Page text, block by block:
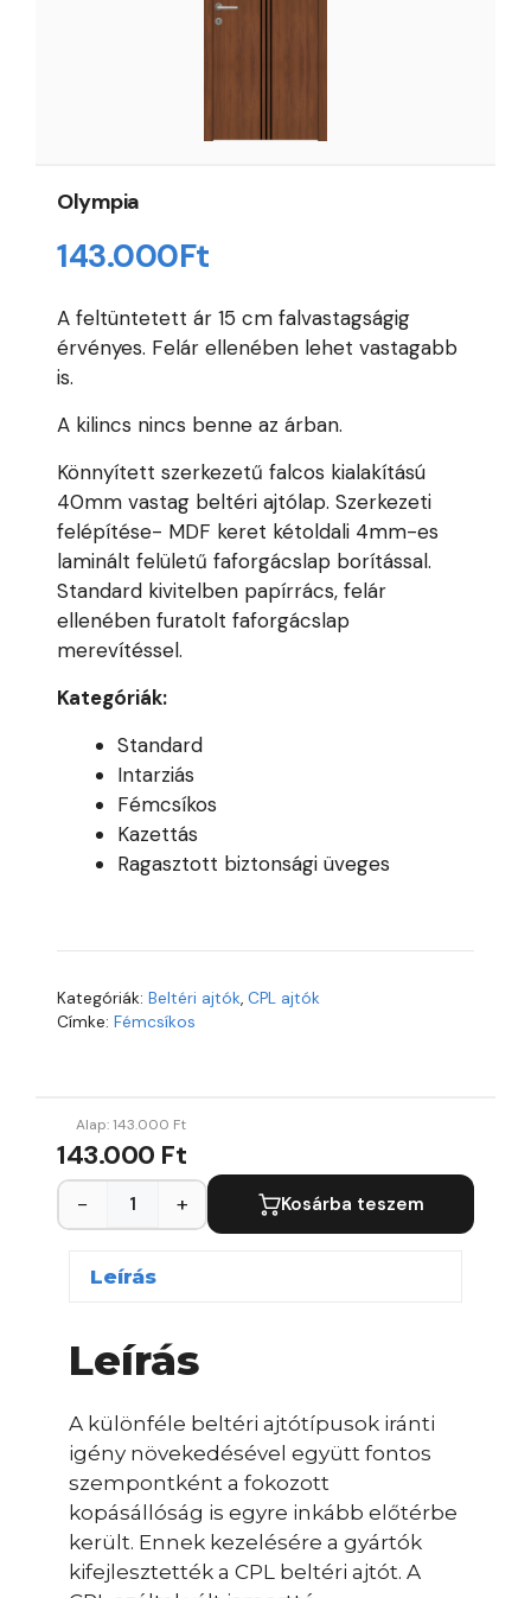
Olympia
143.000Ft
A feltüntetett ár 15 cm falvastagságig
érvényes. Felár ellenében lehet vastagabb
is.
A kilincs nincs benne az árban.
Könnyített szerkezetű falcos kialakítású
40mm vastag beltéri ajtólap. Szerkezeti
felépítése- MDF keret kétoldali 4mm-es
laminált felületű faforgácslap borítással.
Standard kivitelben papírrács, felár
ellenében furatolt faforgácslap
merevítéssel.
Kategóriák:
Standard
Intarziás
Fémcsíkos
Kazettás
Ragasztott biztonsági üveges
Kategóriák: Beltéri ajtók, CPL ajtók
Címke: Fémcsíkos
Alap:143.000 Ft
143.000 Ft
− + Kosárba teszem
Leírás
Leírás
A különféle beltéri ajtótípusok iránti
igény növekedésével együtt fontos
szempontként a fokozott
kopásállóság is egyre inkább előtérbe
került. Ennek kezelésére a gyártók
kifejlesztették a CPL beltéri ajtót. A